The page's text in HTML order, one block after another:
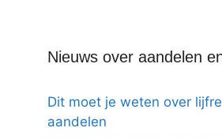
Nieuws over aandelen
Dit moet je weten over
aandelen